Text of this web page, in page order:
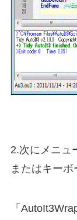
2.次にメニュ
またはキーボ
「